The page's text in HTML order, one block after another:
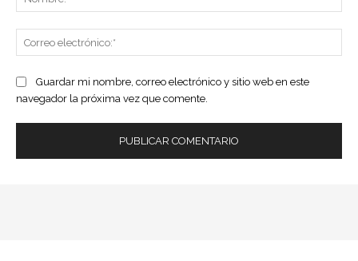
Guardar mi nombre, correo electrónico y sitio web en este
navegador la próxima vez que comente.